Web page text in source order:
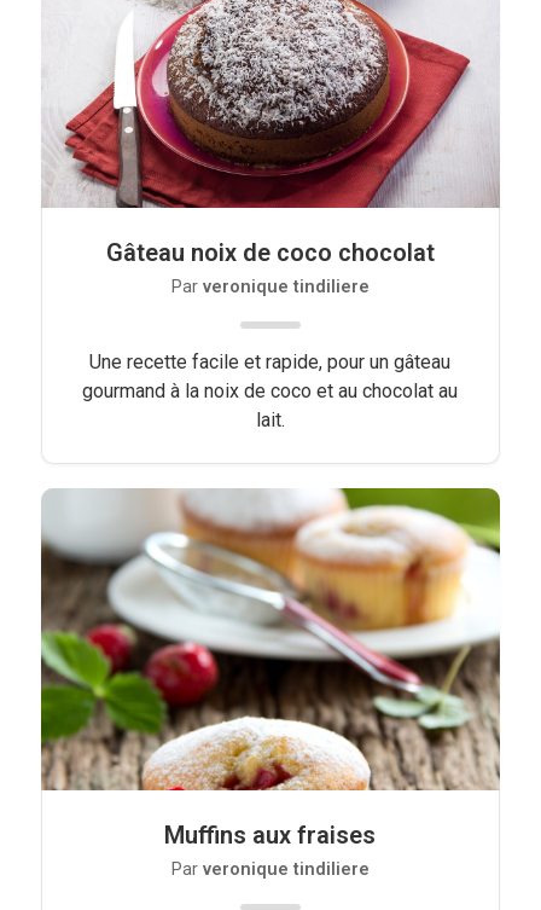
Gâteau noix de coco chocolat
Par veronique tindiliere
Une recette facile et rapide, pour un gâteau
gourmand à la noix de coco et au chocolat au
lait.
Muffins aux fraises
Par veronique tindiliere